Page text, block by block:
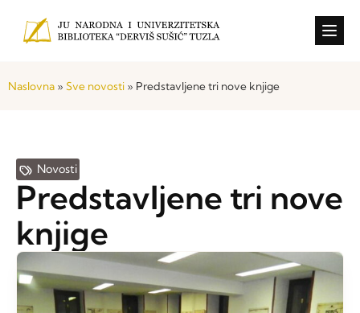
Naslovna » Sve novosti » Predstavljene tri nove knjige
Novosti
Predstavljene tri nove
knjige